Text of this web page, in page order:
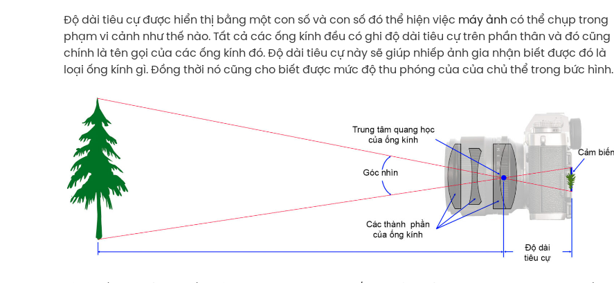
Độ dài tiêu cự được hiển thị bằng một con số và con số đó thể hiện việc máy ảnh có thể chụp trong
phạm vi cảnh như thế nào. Tất cả các ống kính đều có ghi độ dài tiêu cự trên phần thân và đó cũng
chính là tên gọi của các ống kính đó. Độ dài tiêu cự này sẽ giúp nhiếp ảnh gia nhận biết được đó là
loại ống kính gì. Đồng thời nó cũng cho biết được mức độ thu phóng của của chủ thể trong bức hình.